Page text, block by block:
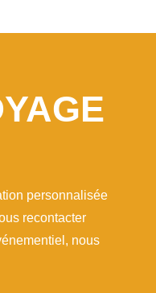
personnalisée
recontacter
nous